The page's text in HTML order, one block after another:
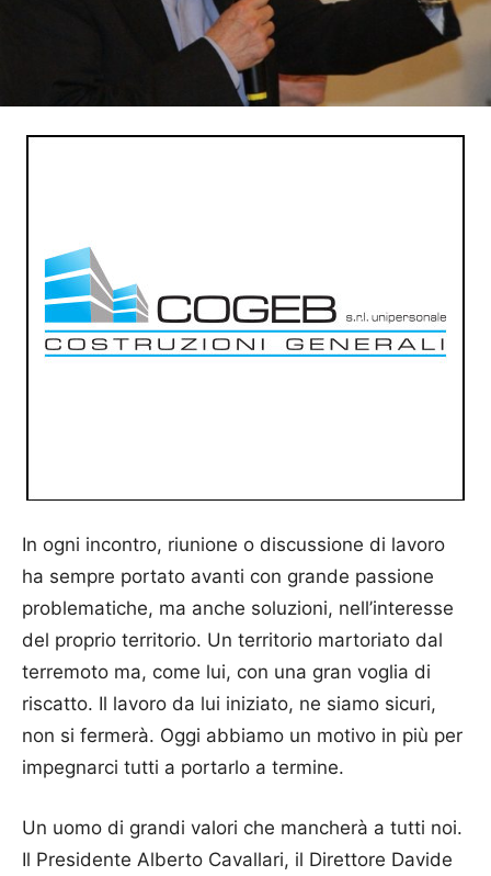
In ogni incontro, riunione o discussione di lavoro
ha sempre portato avanti con grande passione
problematiche, ma anche soluzioni, nell’interesse
del proprio territorio. Un territorio martoriato dal
terremoto ma, come lui, con una gran voglia di
riscatto. Il lavoro da lui iniziato, ne siamo sicuri,
non si fermerà. Oggi abbiamo un motivo in più per
impegnarci tutti a portarlo a termine.
Un uomo di grandi valori che mancherà a tutti noi.
Il Presidente Alberto Cavallari, il Direttore Davide